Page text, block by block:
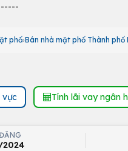
phố Bán nhà mặt phố Thành phố
vực Tính lãi vay ngân